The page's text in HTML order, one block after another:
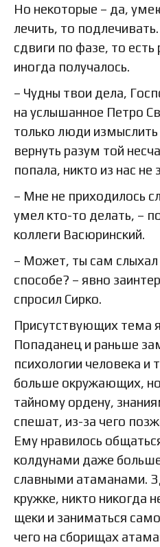
Но некоторые – да,
лечить, то
сдвиги по фазе, то
иногда получалось.
– Чудны твои дела,
на услышанное Петро
только люди
вернуть разум той
попала, никто из нас не
– Мне не приходилось
умел кто-то делать, –
коллеги Васюринский.
– Может, ты сам слыхал
способе? – явно
спросил Сирко.
Присутствующих тема
Попаданец и раньше
психологии человека и
больше окружающих,
тайному ордену,
спешат, из-за чего
Ему нравилось
колдунами даже
славными атаманами.
кружке, никто никогда
щеки и заниматься
чего на сборищах